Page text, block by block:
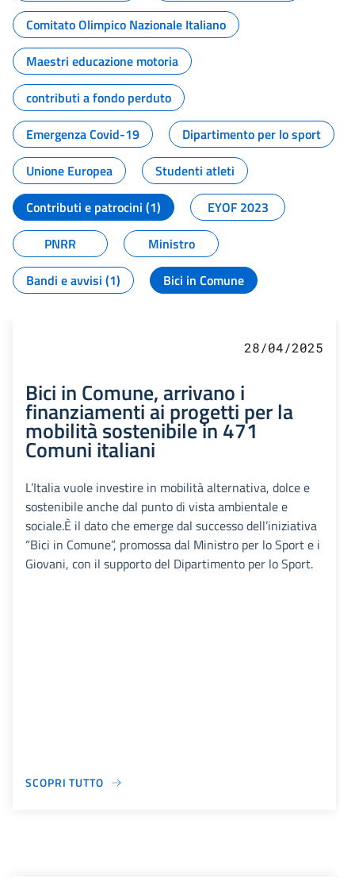
Comitato Olimpico Nazionale Italiano
Maestri educazione motoria
contributi a fondo perduto
Emergenza Covid-19
Dipartimento per lo sport
Unione Europea
Studenti atleti
Contributi e patrocini (1)
EYOF 2023
PNRR
Ministro
Bandi e avvisi (1)
Bici in Comune
28/04/2025
Bici in Comune, arrivano i
finanziamenti ai progetti per la
mobilità sostenibile in 471
Comuni italiani
L’Italia vuole investire in mobilità alternativa, dolce e
sostenibile anche dal punto di vista ambientale e
sociale.È il dato che emerge dal successo dell’iniziativa
“Bici in Comune”, promossa dal Ministro per lo Sport e i
Giovani, con il supporto del Dipartimento per lo Sport.
SCOPRI TUTTO